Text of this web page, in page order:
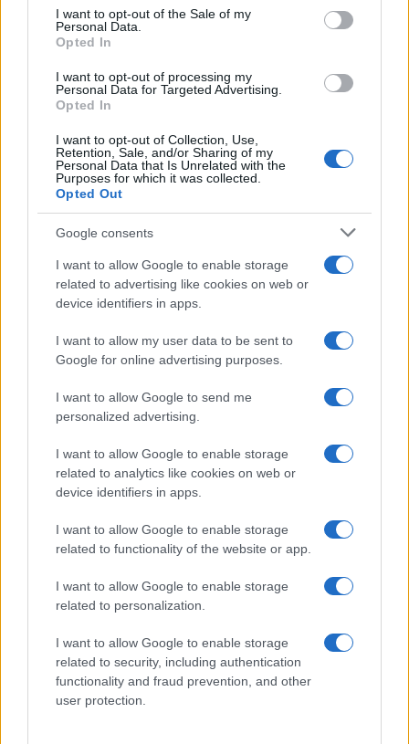
consent section.
I want to opt-out of the Sale of my
Personal Data.
Opted In
I want to opt-out of processing my
Personal Data for Targeted Advertising.
Opted In
I want to opt-out of Collection, Use,
Retention, Sale, and/or Sharing of my
Personal Data that Is Unrelated with the
Purposes for which it was collected.
Opted Out
Google consents
I want to allow Google to enable storage
related to advertising like cookies on web or
device identifiers in apps.
I want to allow my user data to be sent to
Google for online advertising purposes.
I want to allow Google to send me
personalized advertising.
I want to allow Google to enable storage
related to analytics like cookies on web or
device identifiers in apps.
I want to allow Google to enable storage
related to functionality of the website or app.
I want to allow Google to enable storage
related to personalization.
I want to allow Google to enable storage
related to security, including authentication
functionality and fraud prevention, and other
user protection.
Turismo straniero in Italia: dati 2026 e strategie per le
Linda Pellegrini · 7 Ago 2026
SERVIZI PER LE AZIENDE
strutture certificate
Linda Pellegrini · 7 Ago 2026